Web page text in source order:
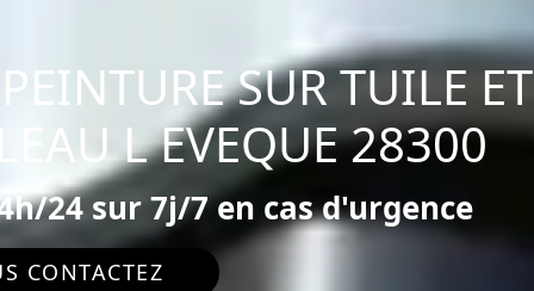
SUR TUILE ET
L EVEQUE 28300
24 sur 7j/7 en cas d'urgence
CONTACTEZ